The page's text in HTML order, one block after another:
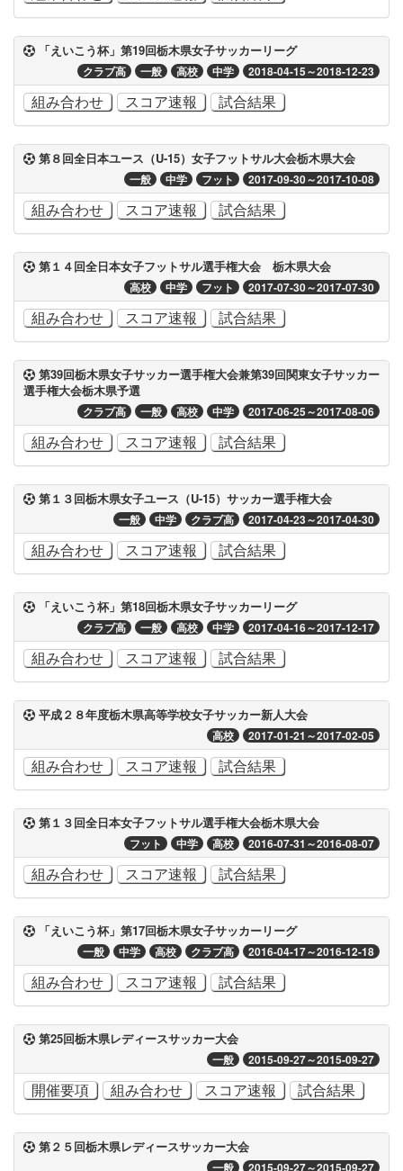
「えいこう杯」第19回栃木県女子サッカーリーグ
クラブ高 一般 高校 中学 2018-04-15～2018-12-23
組み合わせ スコア速報 試合結果
第８回全日本ユース（U-15）女子フットサル大会栃木県大会
一般 中学 フット 2017-09-30～2017-10-08
組み合わせ スコア速報 試合結果
第１４回全日本女子フットサル選手権大会 栃木県大会
高校 中学 フット 2017-07-30～2017-07-30
組み合わせ スコア速報 試合結果
第39回栃木県女子サッカー選手権大会兼第39回関東女子サッカー
選手権大会栃木県予選
クラブ高 一般 高校 中学 2017-06-25～2017-08-06
組み合わせ スコア速報 試合結果
第１３回栃木県女子ユース（U-15）サッカー選手権大会
一般 中学 クラブ高 2017-04-23～2017-04-30
組み合わせ スコア速報 試合結果
「えいこう杯」第18回栃木県女子サッカーリーグ
クラブ高 一般 高校 中学 2017-04-16～2017-12-17
組み合わせ スコア速報 試合結果
平成２８年度栃木県高等学校女子サッカー新人大会
高校 2017-01-21～2017-02-05
組み合わせ スコア速報 試合結果
第１３回全日本女子フットサル選手権大会栃木県大会
フット 中学 高校 2016-07-31～2016-08-07
組み合わせ スコア速報 試合結果
「えいこう杯」第17回栃木県女子サッカーリーグ
一般 中学 高校 クラブ高 2016-04-17～2016-12-18
組み合わせ スコア速報 試合結果
第25回栃木県レディースサッカー大会
一般 2015-09-27～2015-09-27
開催要項 組み合わせ スコア速報 試合結果
第２５回栃木県レディースサッカー大会
一般 2015-09-27～2015-09-27